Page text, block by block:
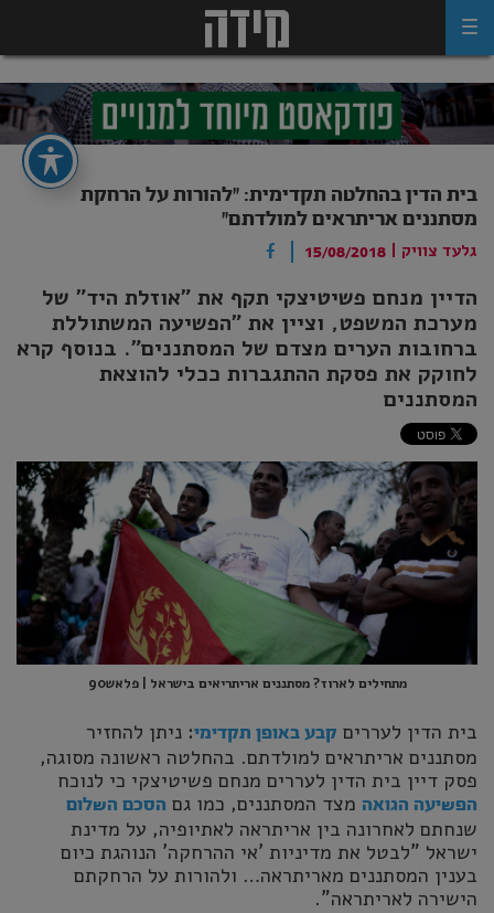
בית הדין בהחלטה תקדימית: "להורות על הרחקת
מסתננים אריתראים למולדתם"
גלעד צוויק
15/08/2018
הדיין מנחם פשיטיצקי תקף את "אוזלת היד" של
מערכת המשפט, וציין את "הפשיעה המשתוללת
ברחובות הערים מצדם של המסתננים". בנוסף קרא
לחוקק את פסקת ההתגברות ככלי להוצאת
המסתננים
מתחילים לארוז? מסתננים אריתריאים בישראל | פלאש90
בית הדין לעררים קבע באופן תקדימי: ניתן להחזיר
מסתננים אריתראים למולדתם. בהחלטה ראשונה מסוגה,
פסק דיין בית הדין לעררים מנחם פשיטיצקי כי לנוכח
הפשיעה הגואה מצד המסתננים, כמו גם הסכם השלום
שנחתם לאחרונה בין אריתראה לאתיופיה, על מדינת
ישראל "לבטל את מדיניות 'אי ההרחקה' הנוהגת כיום
בענין המסתננים מאריתראה… ולהורות על הרחקתם
הישירה לאריתראה".